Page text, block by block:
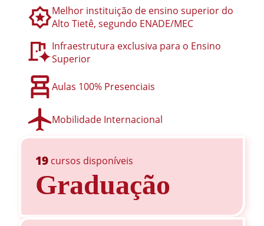
Melhor instituição de ensino superior do
Alto Tietê, segundo ENADE/MEC
Infraestrutura exclusiva para o Ensino
Superior
Aulas 100% Presenciais
Mobilidade Internacional
19 cursos disponíveis
Graduação